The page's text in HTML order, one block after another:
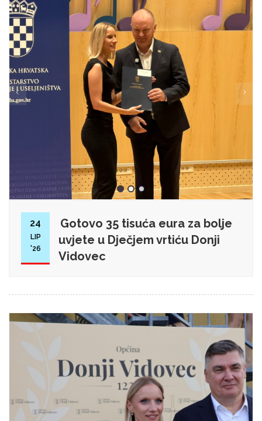
24
LIP
'26
Gotovo 35 tisuća eura za bolje
uvjete u Dječjem vrtiću Donji
Vidovec